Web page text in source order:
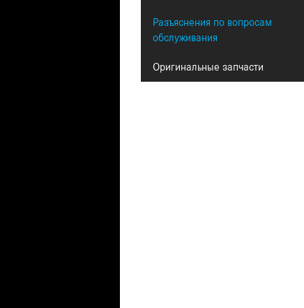
Разъяснения по вопросам
обслуживания
Оригинальные запчасти